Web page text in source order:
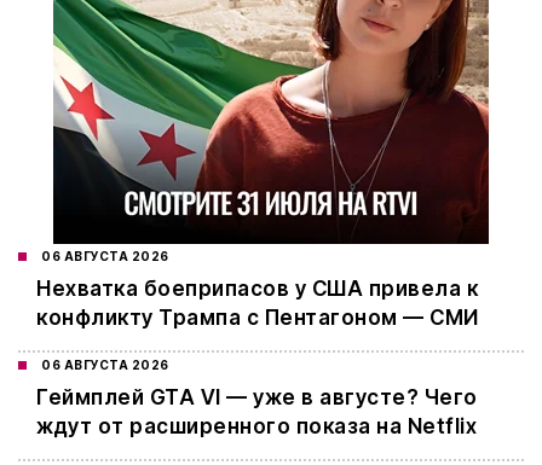
06 АВГУСТА 2026
Нехватка боеприпасов у США привела к
конфликту Трампа с Пентагоном — СМИ
06 АВГУСТА 2026
Геймплей GTA VI — уже в августе? Чего
ждут от расширенного показа на Netflix